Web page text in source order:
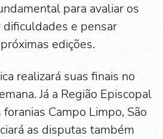
para avaliar os
e pensar
edições.
realizará suas finais no
Já a Região Episcopal
Campo Limpo, São
as disputas também